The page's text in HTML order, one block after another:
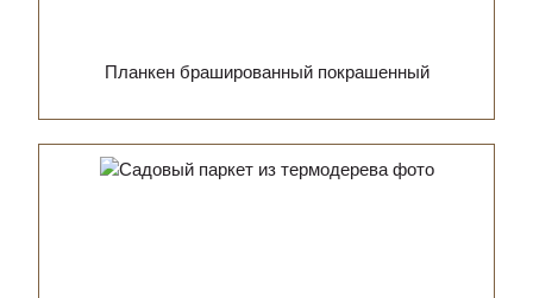
Планкен брашированный покрашенный